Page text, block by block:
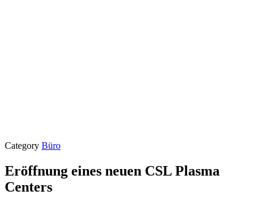
Category Büro
Eröffnung eines neuen CSL Plasma
Centers